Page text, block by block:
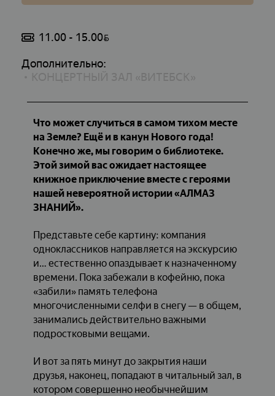
11.00 - 15.00BYN
Дополнительно:
Что может случиться в самом тихом месте
на Земле? Ещё и в канун Нового года!
Конечно же, мы говорим о библиотеке.
Этой зимой вас ожидает настоящее
книжное приключение вместе с героями
нашей невероятной истории «АЛМАЗ
ЗНАНИЙ».
Представьте себе картину: компания
одноклассников направляется на экскурсию
и… естественно опаздывает к назначенному
времени. Пока забежали в кофейню, пока
«забили» память телефона
многочисленными селфи в снегу — в общем,
занимались действительно важными
подростковыми вещами.
И вот за пять минут до закрытия наши
друзья, наконец, попадают в читальный зал, в
котором совершенно необычнейшим